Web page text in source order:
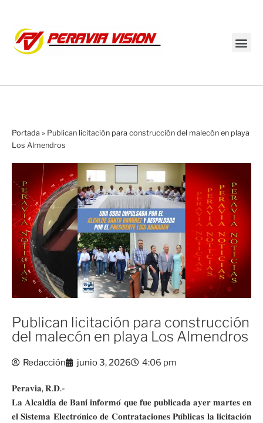
Portada » Publican licitación para construcción del malecón en playa
Los Almendros
Publican licitación para construcción
del malecón en playa Los Almendros
Redacción junio 3, 2026 4:06 pm
𝐏𝐞𝐫𝐚𝐯𝐢𝐚, 𝐑.𝐃.-
𝐋𝐚 𝐀𝐥𝐜𝐚𝐥𝐝𝐢́𝐚 𝐝𝐞 𝐁𝐚𝐧𝐢́ 𝐢𝐧𝐟𝐨𝐫𝐦𝐨́ 𝐪𝐮𝐞 𝐟𝐮𝐞 𝐩𝐮𝐛𝐥𝐢𝐜𝐚𝐝𝐚 𝐚𝐲𝐞𝐫 𝐦𝐚𝐫𝐭𝐞𝐬 𝐞𝐧
𝐞𝐥 𝐒𝐢𝐬𝐭𝐞𝐦𝐚 𝐄𝐥𝐞𝐜𝐭𝐫𝐨́𝐧𝐢𝐜𝐨 𝐝𝐞 𝐂𝐨𝐧𝐭𝐫𝐚𝐭𝐚𝐜𝐢𝐨𝐧𝐞𝐬 𝐏𝐮́𝐛𝐥𝐢𝐜𝐚𝐬 𝐥𝐚 𝐥𝐢𝐜𝐢𝐭𝐚𝐜𝐢𝐨́𝐧